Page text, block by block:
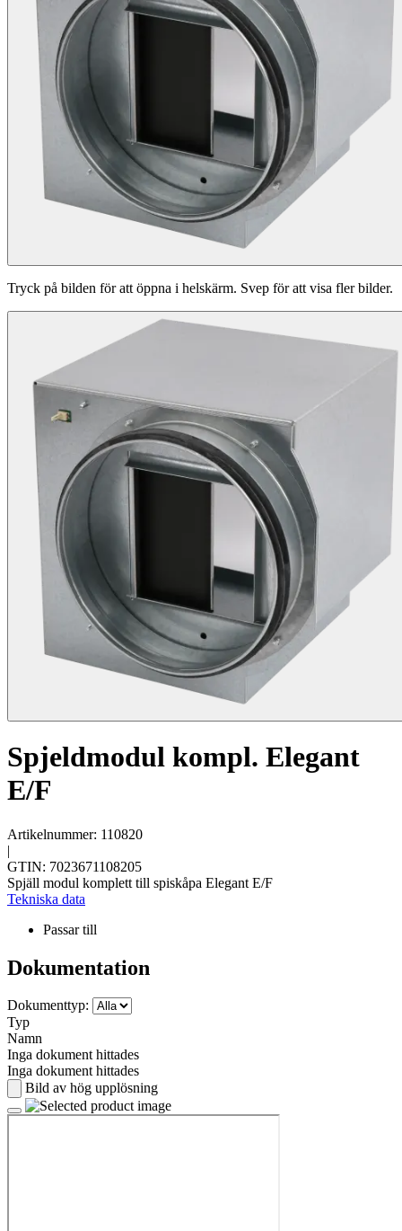
Tryck på bilden för att öppna i helskärm. Svep för att visa fler bilder.
Spjeldmodul kompl. Elegant
E/F
Artikelnummer: 110820
|
GTIN: 7023671108205
Spjäll modul komplett till spiskåpa Elegant E/F
Tekniska data
Passar till
Dokumentation
Dokumenttyp:
Typ
Namn
Inga dokument hittades
Inga dokument hittades
Bild av hög upplösning